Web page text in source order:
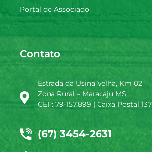
Portal do Associado
Contato
Estrada da Usina Velha, Km 02
Zona Rural – Maracaju MS
CEP: 79-157.899 | Caixa Postal 137
(67) 3454-2631